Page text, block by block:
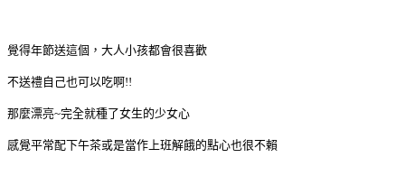
覺得年節送這個，大人小孩都會很喜歡
不送禮自己也可以吃啊!!
那麼漂亮~完全就種了女生的少女心
感覺平常配下午茶或是當作上班解餓的點心也很不賴